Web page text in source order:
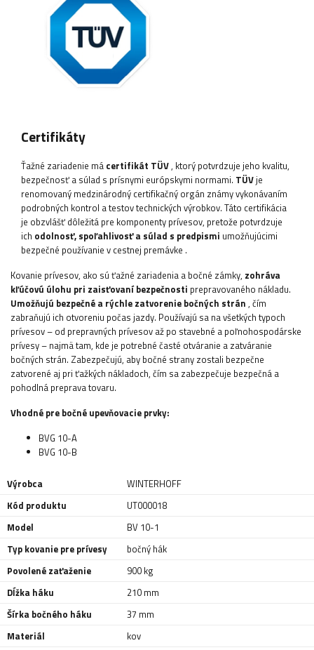
Certifikáty
Ťažné zariadenie má certifikát TÜV, ktorý potvrdzuje jeho kvalitu,
bezpečnosť a súlad s prísnymi európskymi normami. TÜVje
renomovaný medzinárodný certifikačný orgán známy vykonávaním
podrobných kontrol a testov technických výrobkov. Táto certifikácia
je obzvlášť dôležitá pre komponenty prívesov, pretože potvrdzuje
ich odolnosť, spoľahlivosť a súlad s predpismi umožňujúcimi
bezpečné používanie v cestnej premávke .
Kovanie prívesov, ako sú ťažné zariadenia a bočné zámky, zohráva
kľúčovú úlohu pri zaisťovaní bezpečnosti prepravovaného nákladu.
Umožňujú bezpečné a rýchle zatvorenie bočných strán , čím
zabraňujú ich otvoreniu počas jazdy. Používajú sa na všetkých typoch
prívesov – od prepravných prívesov až po stavebné a poľnohospodárske
prívesy – najmä tam, kde je potrebné časté otváranie a zatváranie
bočných strán. Zabezpečujú, aby bočné strany zostali bezpečne
zatvorené aj pri ťažkých nákladoch, čím sa zabezpečuje bezpečná a
pohodlná preprava tovaru.
Vhodné pre bočné upevňovacie prvky:
BVG 10-A
BVG 10-B
Výrobca
WINTERHOFF
Kód produktu
UT000018
Model
BV 10-1
Typ kovanie pre prívesy
bočný hák
Povolené zaťaženie
900 kg
Dĺžka háku
210 mm
Šírka bočného háku
37 mm
Materiál
kov